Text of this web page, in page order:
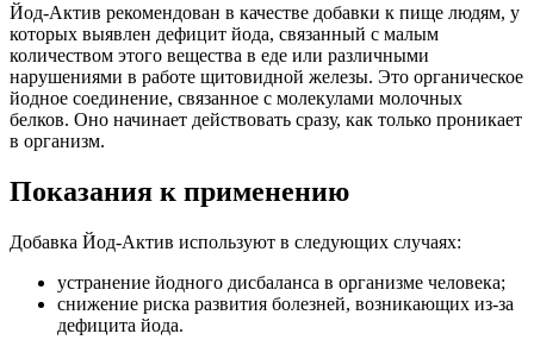
Йод-Актив рекомендован в качестве добавки к пище людям, у
которых выявлен дефицит йода, связанный с малым
количеством этого вещества в еде или различными
нарушениями в работе щитовидной железы. Это органическое
йодное соединение, связанное с молекулами молочных
белков. Оно начинает действовать сразу, как только проникает
в организм.
Показания к применению
Добавка Йод-Актив используют в следующих случаях:
устранение йодного дисбаланса в организме человека;
снижение риска развития болезней, возникающих из-за
дефицита йода.